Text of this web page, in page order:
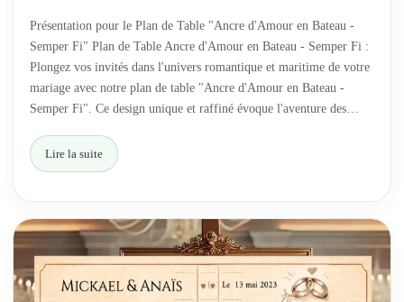
Présentation pour le Plan de Table "Ancre d'Amour en Bateau -
Semper Fi" Plan de Table Ancre d'Amour en Bateau - Semper Fi :
Plongez vos invités dans l'univers romantique et maritime de votre
mariage avec notre plan de table "Ancre d'Amour en Bateau -
Semper Fi". Ce design unique et raffiné évoque l'aventure des…
Lire la suite